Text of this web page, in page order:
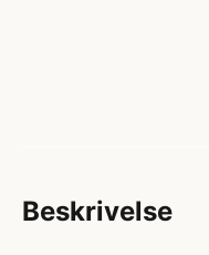
Beskrivelse